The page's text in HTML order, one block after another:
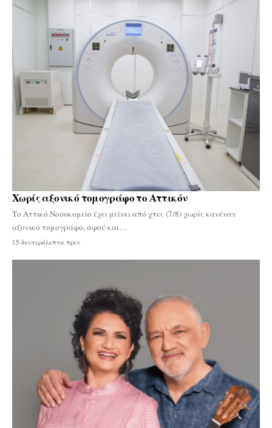
Χωρίς αξονικό τομογράφο το Αττικόν
Το Αττικό Νοσοκομείο έχει μείνει από χτες (7/8) χωρίς κανέναν
αξονικό τομογράφο, αφού και…
15 δευτερόλεπτα πριν